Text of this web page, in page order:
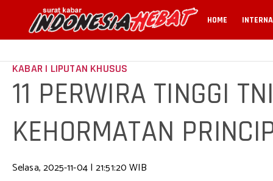
HOME
KABAR | LIPUTAN KHUSUS
11 PERWIRA TINGGI
KEHORMATAN
Selasa, 2025-11-04 | 21:51:20 WIB